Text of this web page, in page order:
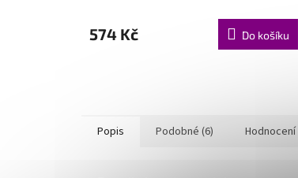
574 Kč Do košíku
Popis Podobné (6) Hodnocení